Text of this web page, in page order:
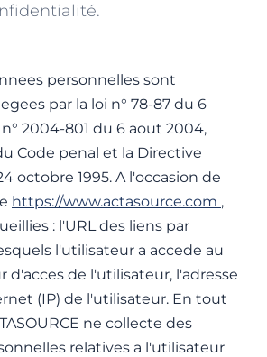
personnelles sont
par la loi n° 78-87 du 6
n° 2004-801 du 6 aout 2004,
Code penal et la Directive
octobre 1995. A l'occasion de
https://www.actasource.com ,
: l'URL des liens par
l'utilisateur a accede au
d'acces de l'utilisateur, l'adresse
(IP) de l'utilisateur. En tout
ne collecte des
relatives a l'utilisateur